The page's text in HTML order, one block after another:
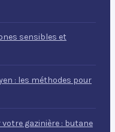
sensibles et
: les méthodes pour
gazinière : butane